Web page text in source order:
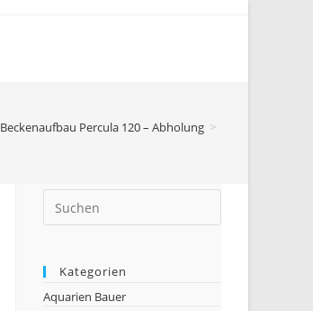
Beckenaufbau Percula 120 – Abholung >
Kategorien
Aquarien Bauer